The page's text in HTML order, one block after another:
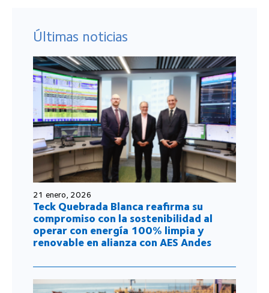
Últimas noticias
21 enero, 2026
Teck Quebrada Blanca reafirma su
compromiso con la sostenibilidad al
operar con energía 100% limpia y
renovable en alianza con AES Andes